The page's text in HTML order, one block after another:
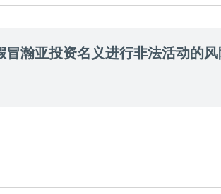
冒瀚亚投资名义进行非法活动的